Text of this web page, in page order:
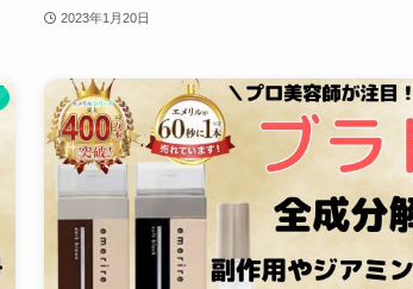
2023年1月20日